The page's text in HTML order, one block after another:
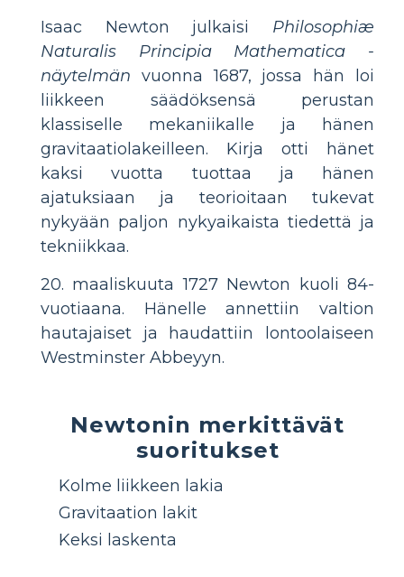
Isaac Newton julkaisi Philosophiæ
Naturalis Principia Mathematica -
näytelmän vuonna 1687, jossa hän loi
liikkeen säädöksensä perustan
klassiselle mekaniikalle ja hänen
gravitaatiolakeilleen. Kirja otti hänet
kaksi vuotta tuottaa ja hänen
ajatuksiaan ja teorioitaan tukevat
nykyään paljon nykyaikaista tiedettä ja
tekniikkaa.
20. maaliskuuta 1727 Newton kuoli 84-
vuotiaana. Hänelle annettiin valtion
hautajaiset ja haudattiin lontoolaiseen
Westminster Abbeyyn.
Newtonin merkittävät
suoritukset
Kolme liikkeen lakia
Gravitaation lakit
Keksi laskenta